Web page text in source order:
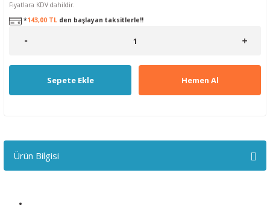
Fiyatlara KDV dahildir.
*143,00 TL den başlayan taksitlerle!!
Sepete Ekle Hemen Al
Ürün Bilgisi